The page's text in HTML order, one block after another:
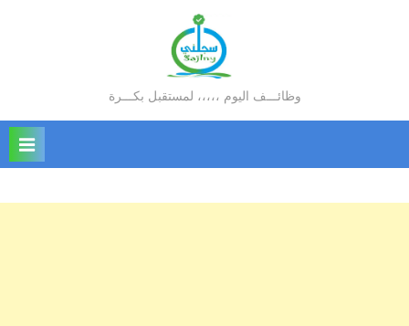
سجلني
وظائـــف اليوم ،،،،، لمستقبل بكـــرة